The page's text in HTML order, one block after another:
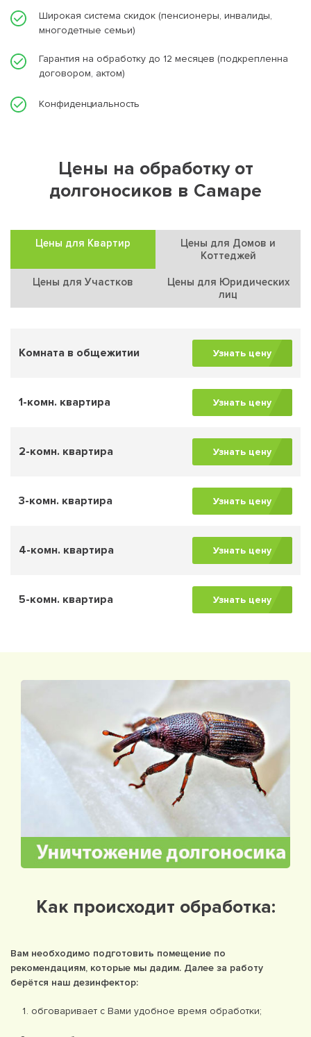
Широкая система скидок (пенсионеры, инвалиды,
многодетные семьи)
Гарантия на обработку до 12 месяцев (подкрепленна
договором, актом)
Конфиденциальность
Цены на обработку от
долгоносиков в Самаре
Цены для Квартир
Цены для Домов и
Коттеджей
Цены для Участков
Цены для Юридических
лиц
Комната в общежитии Узнать цену
1-комн. квартира Узнать цену
2-комн. квартира Узнать цену
3-комн. квартира Узнать цену
4-комн. квартира Узнать цену
5-комн. квартира Узнать цену
Как происходит обработка:
Вам необходимо подготовить помещение по
рекомендациям, которые мы дадим. Далее за работу
берётся наш дезинфектор:
обговаривает с Вами удобное время обработки;